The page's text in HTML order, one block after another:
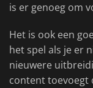
is er genoeg om
Het is ook een
het spel als je er
nieuwere
content toevoegt